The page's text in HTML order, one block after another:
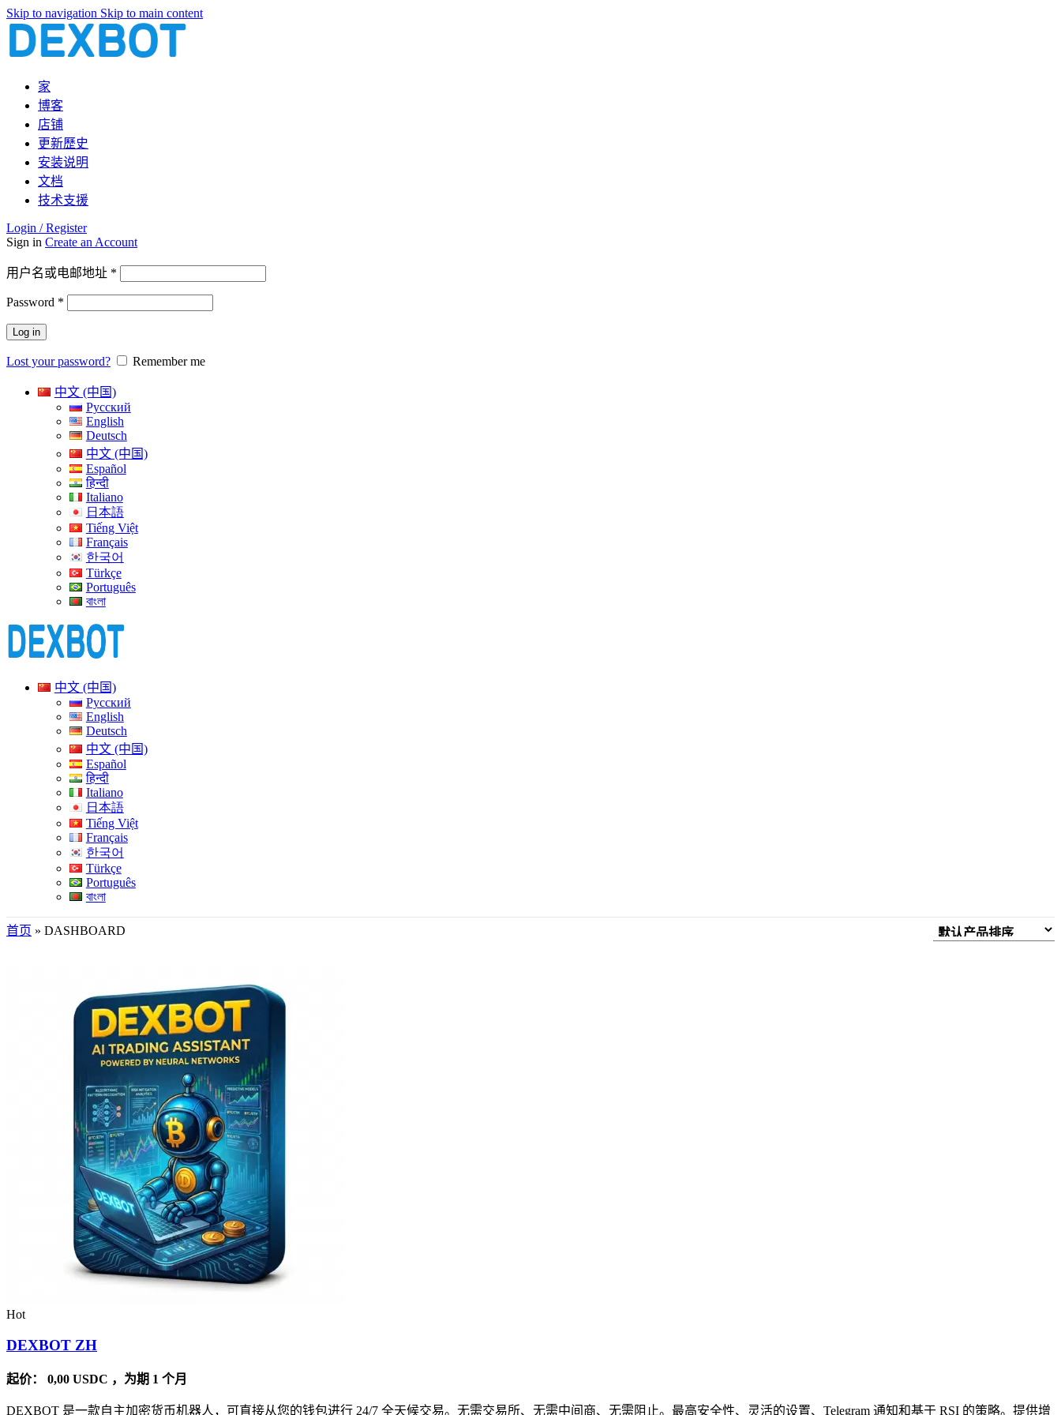
Skip to navigation Skip to main content
家
博客
店铺
更新歷史
安装说明
文档
技术支援
Login / Register
Sign in Create an Account
用户名或电邮地址 *
Password *
Log in
Lost your password? Remember me
中文 (中国)
Русский
English
Deutsch
中文 (中国)
Español
हिन्दी
Italiano
日本語
Tiếng Việt
Français
한국어
Türkçe
Português
বাংলা
中文 (中国)
Русский
English
Deutsch
中文 (中国)
Español
हिन्दी
Italiano
日本語
Tiếng Việt
Français
한국어
Türkçe
Português
বাংলা
首页 » DASHBOARD
Hot
DEXBOT ZH
起价： 0,00 USDC ，为期 1 个月
DEXBOT 是一款自主加密货币机器人，可直接从您的钱包进行 24/7 全天候交易。无需交易所、无需中间商、无需阻止。最高安全性、灵活的设置、Telegram 通知和基于 RSI 的策略。提供增